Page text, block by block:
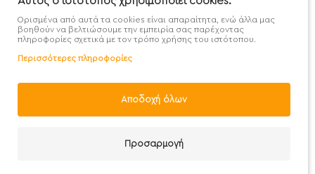
Προσφορές - Clearence GDPR
Χονδρική
Handcrafted with 💙 in Athens
Ορισμένα από αυτά τα cookies είναι απαραίτητα, ενώ άλλα μας
βοηθούν να βελτιώσουμε την εμπειρία σας παρέχοντας
πληροφορίες σχετικά με τον τρόπο χρήσης του ιστότοπου.
Περισσότερες πληροφορίες
Αποδοχή όλων
Προσαρμογή